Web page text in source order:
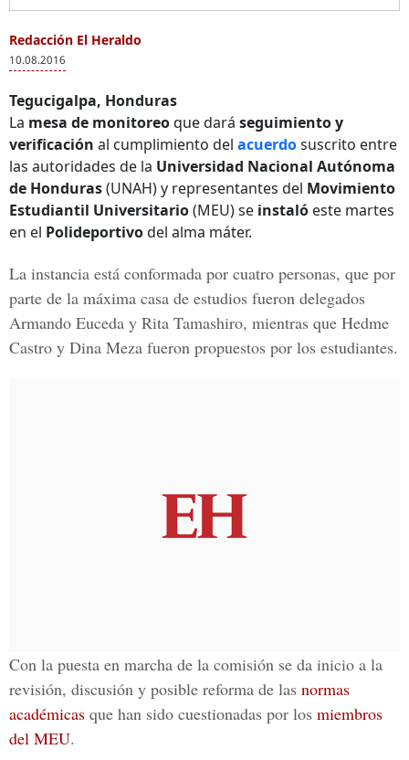
Redacción El Heraldo
10.08.2016
Tegucigalpa, Honduras
La mesa de monitoreoque dará seguimiento y
verificación al cumplimiento del acuerdosuscrito entre
las autoridades de la Universidad Nacional Autónoma
de Honduras(UNAH) y representantes del Movimiento
Estudiantil Universitario(MEU) se instaló este martes
en el Polideportivodel alma máter.
La instancia está conformada por cuatro personas, que por
parte de la máxima casa de estudios fueron delegados
Armando Euceda y Rita Tamashiro, mientras que Hedme
Castro y Dina Meza fueron propuestos por los estudiantes.
Con la puesta en marcha de la comisión se da inicio a la
revisión, discusión y posible reforma de las normas
académicas que han sido cuestionadas por los miembros
del MEU.